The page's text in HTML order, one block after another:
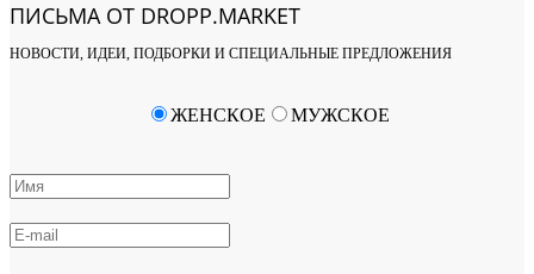
ПИСЬМА ОТ DROPP.MARKET
НОВОСТИ, ИДЕИ, ПОДБОРКИ И СПЕЦИАЛЬНЫЕ ПРЕДЛОЖЕНИЯ
ЖЕНСКОЕ МУЖСКОЕ